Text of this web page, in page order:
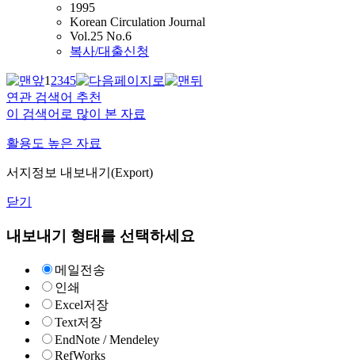
1995
Korean Circulation Journal
Vol.25 No.6
복사/대출신청
12345
연관 검색어 추천
이 검색어로 많이 본 자료
활용도 높은 자료
서지정보 내보내기(Export)
닫기
내보내기 형태를 선택하세요
메일전송
인쇄
Excel저장
Text저장
EndNote / Mendeley
RefWorks